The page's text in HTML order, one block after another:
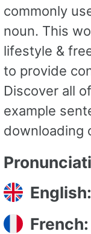
commonly
noun. This
lifestyle &
to provide
Discover all
example
downloading